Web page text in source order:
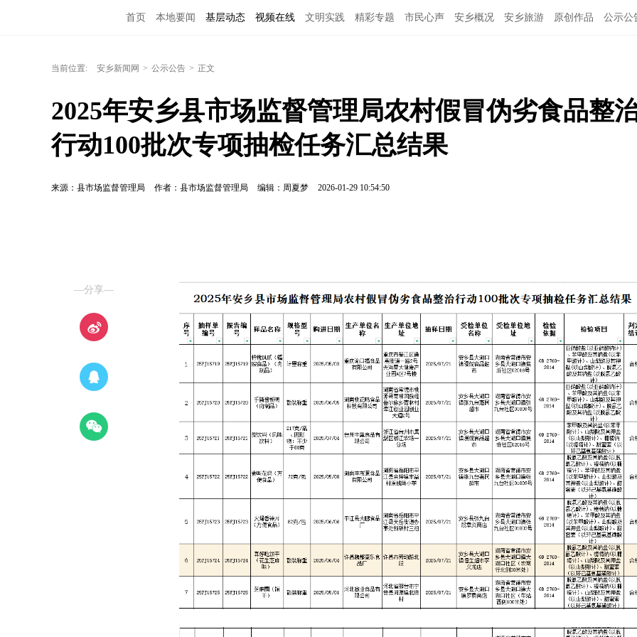
首页 本地要闻 基层动态 视频在线 文明实践 精彩专题 市民心声 安乡概况 安乡旅游 原创作品 公示公
当前位置: 安乡新闻网 > 公示公告 > 正文
2025年安乡县市场监督管理局农村假冒伪劣食品整
行动100批次专项抽检任务汇总结果
来源：县市场监督管理局 作者：县市场监督管理局 编辑：周夏梦 2026-01-29 10:54:50
—分享—